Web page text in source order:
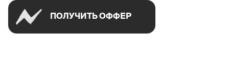
ПОЛУЧИТЬ ОФФЕР